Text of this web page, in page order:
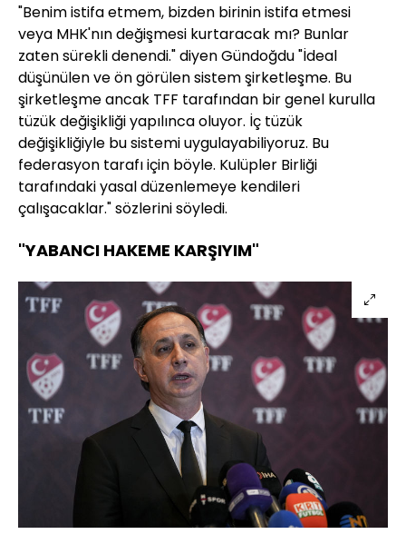
"Benim istifa etmem, bizden birinin istifa etmesi
veya MHK'nın değişmesi kurtaracak mı? Bunlar
zaten sürekli denendi." diyen Gündoğdu "İdeal
düşünülen ve ön görülen sistem şirketleşme. Bu
şirketleşme ancak TFF tarafından bir genel kurulla
tüzük değişikliği yapılınca oluyor. İç tüzük
değişikliğiyle bu sistemi uygulayabiliyoruz. Bu
federasyon tarafı için böyle. Kulüpler Birliği
tarafındaki yasal düzenlemeye kendileri
çalışacaklar." sözlerini söyledi.
"YABANCI HAKEME KARŞIYIM"